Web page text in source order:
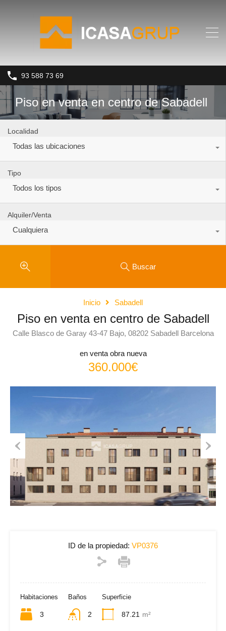
93 588 73 69
Piso en venta en centro de Sabadell
Localidad
Todas las ubicaciones
Tipo
Todos los tipos
Alquiler/Venta
Cualquiera
Buscar
Inicio Sabadell
Piso en venta en centro de Sabadell
Calle Blasco de Garay 43-47 Bajo, 08202 Sabadell Barcelona
en venta obra nueva
360.000€
Previous Next
ID de la propiedad: VP0376
Habitaciones
3
Baños
2
Superficie
87.21 m²